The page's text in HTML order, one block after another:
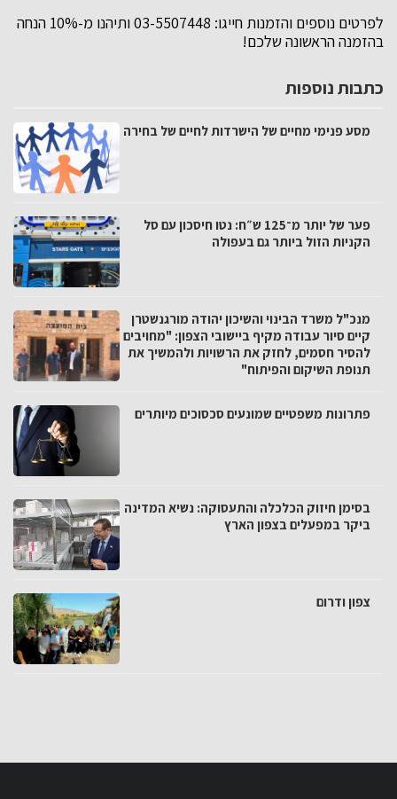
לפרטים נוספים והזמנות חייגו: 03-5507448 ותיהנו מ-10% הנחה
בהזמנה הראשונה שלכם!
כתבות נוספות
מסע פנימי מחיים של הישרדות לחיים של בחירה
פער של יותר מ־125 ש״ח: נטו חיסכון עם סל
הקניות הזול ביותר גם בעפולה
מנכ"ל משרד הבינוי והשיכון יהודה מורגנשטרן
קיים סיור עבודה מקיף ביישובי הצפון: "מחויבים
להסיר חסמים, לחזק את הרשויות ולהמשיך את
תנופת השיקום והפיתוח"
פתרונות משפטיים שמונעים סכסוכים מיותרים
בסימן חיזוק הכלכלה והתעסוקה: נשיא המדינה
ביקר במפעלים בצפון הארץ
צפון ודרום